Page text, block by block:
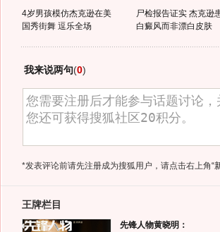
4岁男孩模仿杰克逊在美
国秀街舞 逗乐全场
尸检报告证实 杰克逊
白癜风而非漂白皮肤
我来说两句(0)
*发表评论前请先注册成为搜狐用户，请点击右上角“
王牌栏目
先锋人物黄晓明：